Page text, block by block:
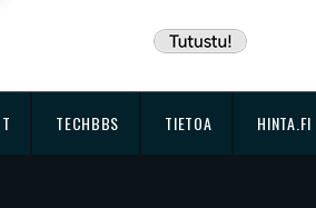
TECHBBS TIETOA HINTA.FI